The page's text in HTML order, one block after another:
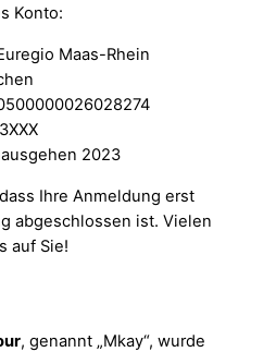
Konto:
Maas-Rhein
2023
Ihre Anmeldung erst
abgeschlossen ist. Vielen
auf Sie!
, genannt „Mkay“, wurde